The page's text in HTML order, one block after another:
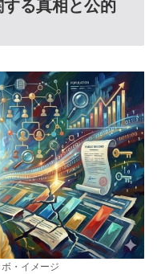
る真相と公的
・イメージ